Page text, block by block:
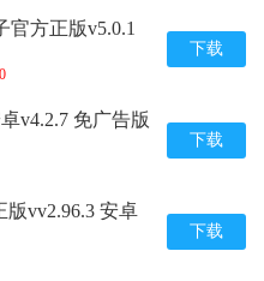
官方正版v5.0.1
下载
v4.2.7 免广告版
下载
版vv2.96.3 安卓
下载